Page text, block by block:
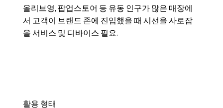
올리브영, 팝업스토어 등 유동 인구가 많은 매장에
서 고객이 브랜드 존에 진입했을 때 시선을 사로잡
을 서비스 및 디바이스 필요.
​활용 형태